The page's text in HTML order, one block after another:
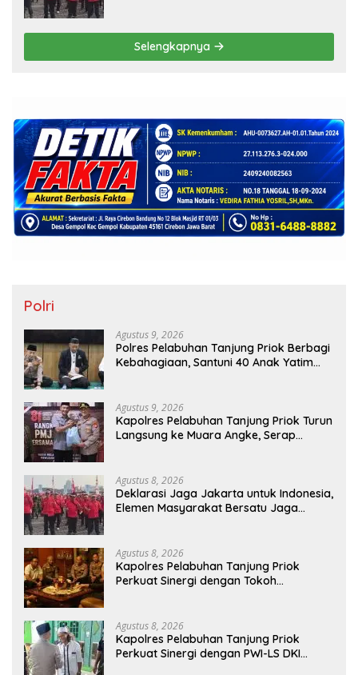
Selengkapnya
Polri
Agustus 9, 2026
Polres Pelabuhan Tanjung Priok Berbagi
Kebahagiaan, Santuni 40 Anak Yatim
Agustus 9, 2026
Kapolres Pelabuhan Tanjung Priok Turun
Langsung ke Muara Angke, Serap
Agustus 8, 2026
Deklarasi Jaga Jakarta untuk Indonesia,
Elemen Masyarakat Bersatu Jaga
Agustus 8, 2026
Kapolres Pelabuhan Tanjung Priok
Perkuat Sinergi dengan Tokoh
Agustus 8, 2026
Kapolres Pelabuhan Tanjung Priok
Perkuat Sinergi dengan PWI-LS DKI